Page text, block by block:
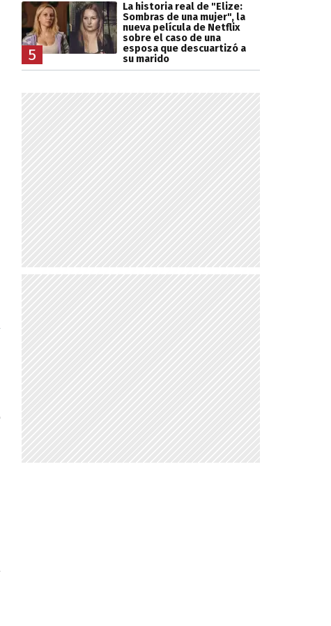
5
La historia real de "Elize:
Sombras de una mujer", la
nueva película de Netflix
sobre el caso de una
esposa que descuartizó a
su marido